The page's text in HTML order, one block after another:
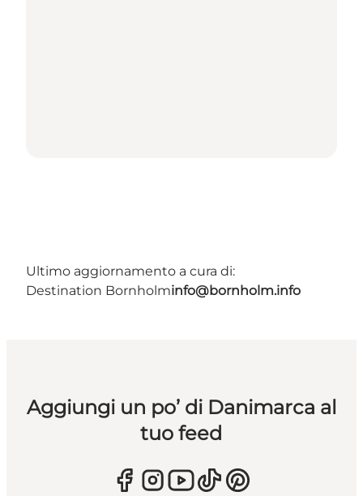
Ultimo aggiornamento a cura di:
Destination Bornholminfo@bornholm.info
Aggiungi un po’ di Danimarca al
tuo feed